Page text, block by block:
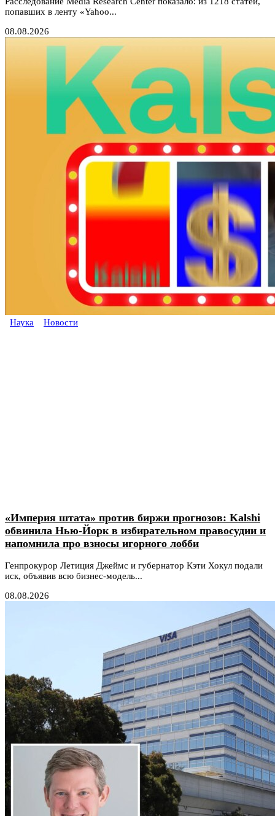
попавших в ленту «Yahoo...
08.08.2026
Наука Новости
«Империя штата» против биржи прогнозов: Kalshi
обвинила Нью-Йорк в избирательном правосудии и
напомнила про взносы игорного лобби
Генпрокурор Летиция Джеймс и губернатор Кэти Хокул подали
иск, объявив всю бизнес-модель...
08.08.2026